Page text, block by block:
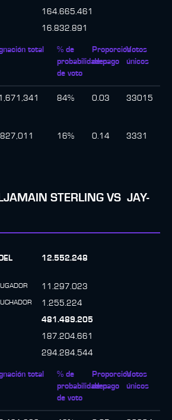
164.665.461
16.832.891
total
% de
probabilidades
de voto
Proporción
de pago
Votos
únicos
84% 0.03 33015
16% 0.14 3331
STERLING VS JAY-
12.552.248
11.297.023
1.255.224
481.489.205
187.204.661
294.284.544
total
% de
probabilidades
de voto
Proporción
de pago
Votos
únicos